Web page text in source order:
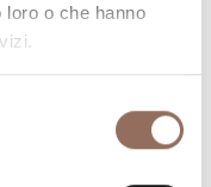
o che hanno
cosa fare e